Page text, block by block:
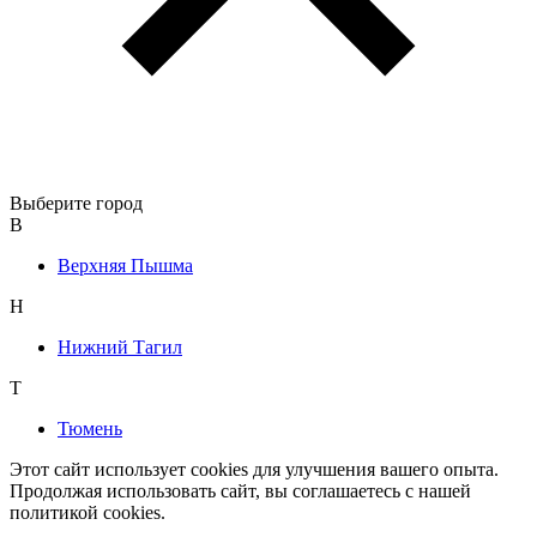
Выберите город
В
Верхняя Пышма
Н
Нижний Тагил
Т
Тюмень
Этот сайт использует cookies для улучшения вашего опыта.
Продолжая использовать сайт, вы соглашаетесь с нашей
политикой cookies.